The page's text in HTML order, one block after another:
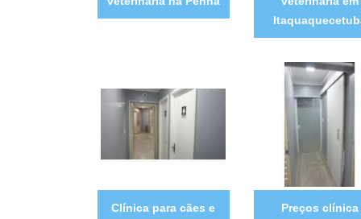
Clínica para cães e
Preços clínica